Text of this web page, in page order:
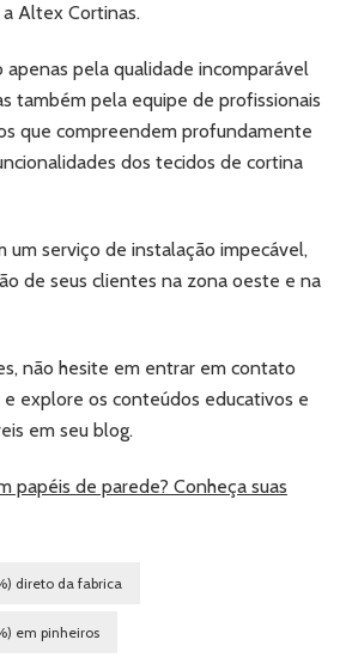
Altex Cortinas.
apenas pela qualidade incomparável
também pela equipe de profissionais
que compreendem profundamente
dos tecidos de cortina
um serviço de instalação impecável,
de seus clientes na zona oeste e na
não hesite em entrar em contato
explore os conteúdos educativos e
em seu blog.
papéis de parede? Conheça suas
direto da fabrica
em pinheiros